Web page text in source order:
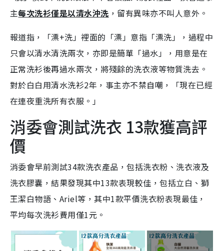
主每次洗衫僅是以清水沖洗 ，留有異味亦不叫人意外。
報道指，「漂+洗」裡面的「漂」意指「漂洗」，過程中
只會以清水清洗兩次，亦即是簡單「過水」，用意是在
正常洗衫後再過水兩次，將殘餘的洗衣液等物質洗去。
對於白白用清水洗衫2年，事主亦不禁自嘲，「現在已經
在連夜重洗所有衣服。」
消委會測試洗衣 13款獲高評
價
消委會早前測試34款洗衣產品，包括洗衣粉、洗衣液及
洗衣膠囊，結果發現其中13款表現較佳，包括立白、獅
王潔白物語、Ariel等，其中1款平價洗衣粉表現最佳，
平均每次洗衫費用僅1元。